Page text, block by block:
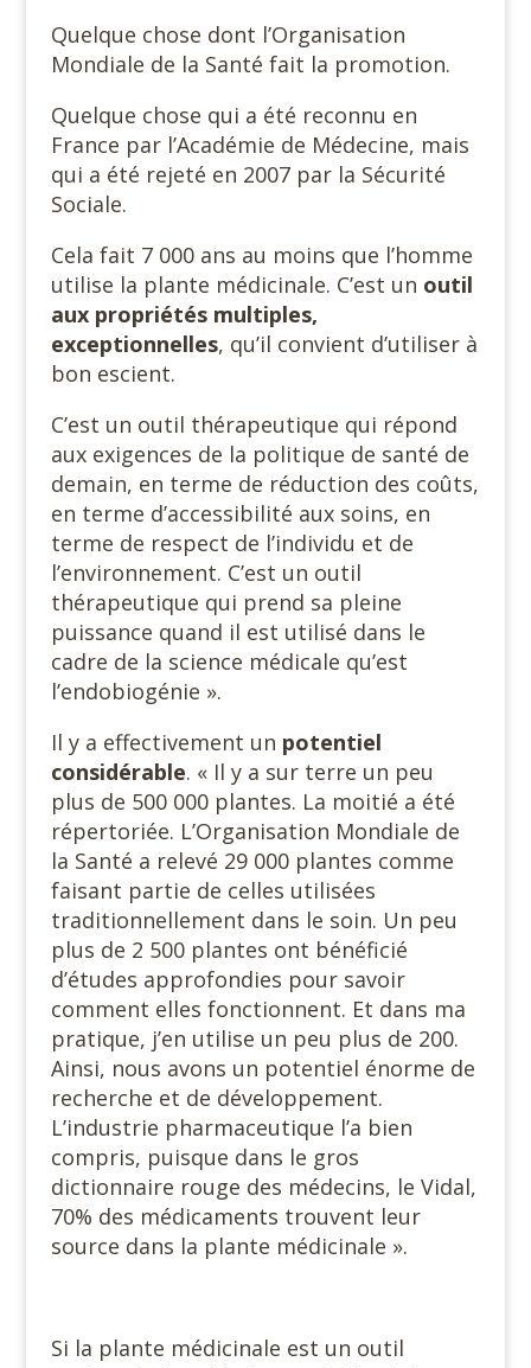
Quelque chose dont l’Organisation
Mondiale de la Santé fait la promotion.
Quelque chose qui a été reconnu en
France par l’Académie de Médecine, mais
qui a été rejeté en 2007 par la Sécurité
Sociale.
Cela fait 7 000 ans au moins que l’homme
utilise la plante médicinale. C’est un outil
aux propriétés multiples,
exceptionnelles, qu’il convient d’utiliser à
bon escient.
C’est un outil thérapeutique qui répond
aux exigences de la politique de santé de
demain, en terme de réduction des coûts,
en terme d’accessibilité aux soins, en
terme de respect de l’individu et de
l’environnement. C’est un outil
thérapeutique qui prend sa pleine
puissance quand il est utilisé dans le
cadre de la science médicale qu’est
l’endobiogénie ».
Il y a effectivement un potentiel
considérable. « Il y a sur terre un peu
plus de 500 000 plantes. La moitié a été
répertoriée. L’Organisation Mondiale de
la Santé a relevé 29 000 plantes comme
faisant partie de celles utilisées
traditionnellement dans le soin. Un peu
plus de 2 500 plantes ont bénéficié
d’études approfondies pour savoir
comment elles fonctionnent. Et dans ma
pratique, j’en utilise un peu plus de 200.
Ainsi, nous avons un potentiel énorme de
recherche et de développement.
L’industrie pharmaceutique l’a bien
compris, puisque dans le gros
dictionnaire rouge des médecins, le Vidal,
70% des médicaments trouvent leur
source dans la plante médicinale ».
Si la plante médicinale est un outil